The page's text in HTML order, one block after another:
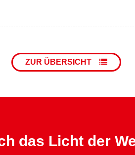
ZUR ÜBERSICHT
das Licht der